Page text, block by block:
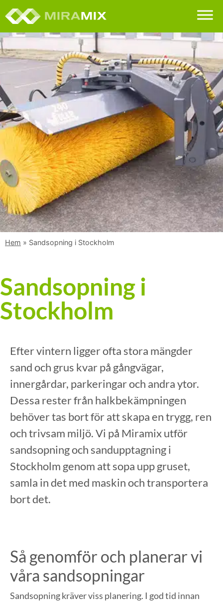
Hem » Sandsopning i Stockholm
Sandsopning i
Stockholm
Efter vintern ligger ofta stora mängder
sand och grus kvar på gångvägar,
innergårdar, parkeringar och andra ytor.
Dessa rester från halkbekämpningen
behöver tas bort för att skapa en trygg, ren
och trivsam miljö. Vi på Miramix utför
sandsopning och sandupptagning i
Stockholm genom att sopa upp gruset,
samla in det med maskin och transportera
bort det.
Så genomför och planerar vi
våra sandsopningar
Sandsopning kräver viss planering. I god tid innan